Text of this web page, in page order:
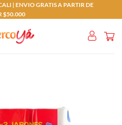
| ENVIO GRATIS A PARTIR DE
$50.000